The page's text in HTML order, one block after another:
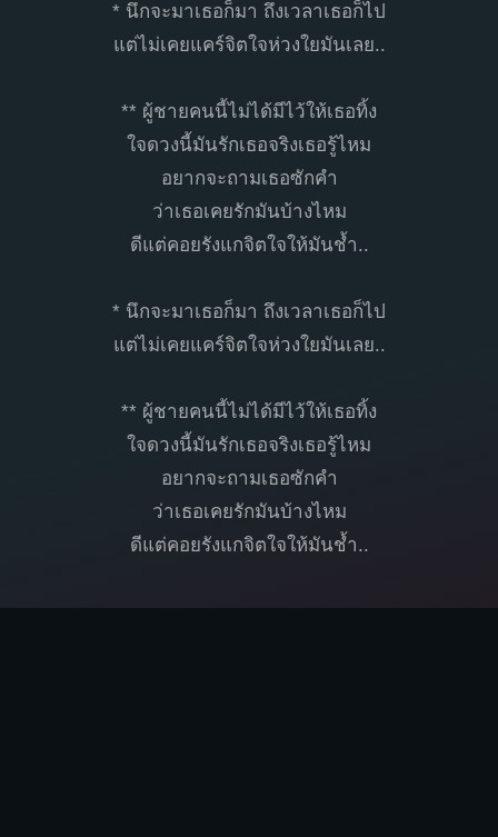
* นึกจะมาเธอก็มา ถึงเวลาเธอก็ไป
แต่ไม่เคยแคร์จิตใจห่วงใยมันเลย..
** ผู้ชายคนนี้ไม่ได้มีไว้ให้เธอทิ้ง
ใจดวงนี้มันรักเธอจริงเธอรู้ไหม
อยากจะถามเธอซักคำ
ว่าเธอเคยรักมันบ้างไหม
ดีแต่คอยรังแกจิตใจให้มันช้ำ..
* นึกจะมาเธอก็มา ถึงเวลาเธอก็ไป
แต่ไม่เคยแคร์จิตใจห่วงใยมันเลย..
** ผู้ชายคนนี้ไม่ได้มีไว้ให้เธอทิ้ง
ใจดวงนี้มันรักเธอจริงเธอรู้ไหม
อยากจะถามเธอซักคำ
ว่าเธอเคยรักมันบ้างไหม
ดีแต่คอยรังแกจิตใจให้มันช้ำ..